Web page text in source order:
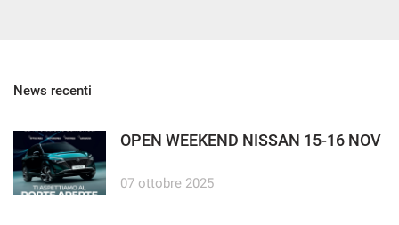
News recenti
OPEN WEEKEND NISSAN 15-16 NOV
07 ottobre 2025